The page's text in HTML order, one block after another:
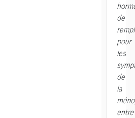
de
pour
les
de
la
entre